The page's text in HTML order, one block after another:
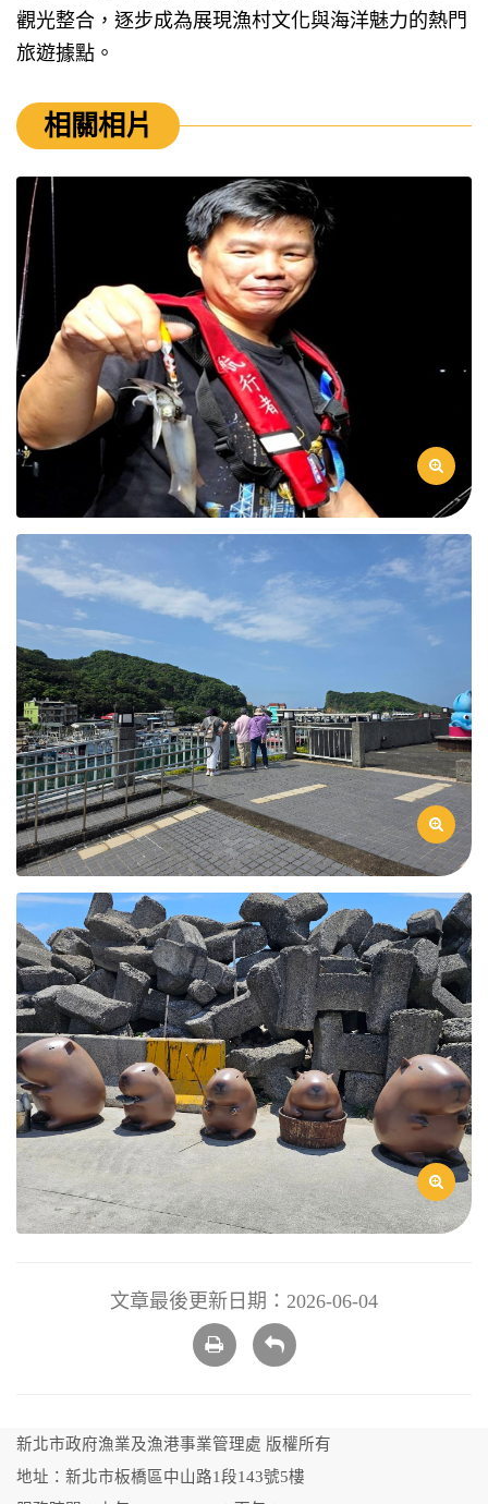
觀光整合，逐步成為展現漁村文化與海洋魅力的熱門
旅遊據點。
相關相片
文章最後更新日期：2026-06-04
列
回
頁
新北市政府漁業及漁港事業管理處 版權所有
地址：新北市板橋區中山路1段143號5樓